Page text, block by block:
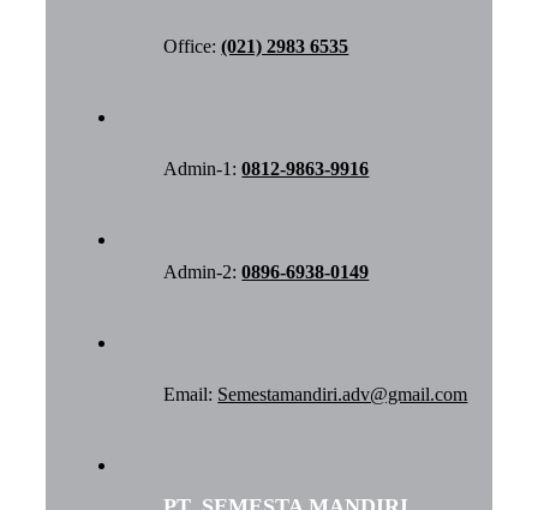
Office:(021) 2983 6535
Admin-1:0812-9863-9916
Admin-2:0896-6938-0149
Email: Semestamandiri.adv@gmail.com